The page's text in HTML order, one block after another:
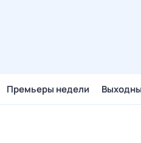
Премьеры недели